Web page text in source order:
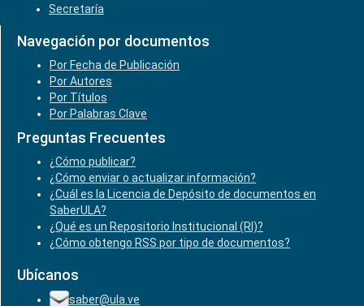
Secretaría
Navegación por documentos
Por Fecha de Publicación
Por Autores
Por Títulos
Por Palabras Clave
Preguntas Frecuentes
¿Cómo publicar?
¿Cómo enviar o actualizar información?
¿Cuál es la Licencia de Depósito de documentos en
SaberULA?
¿Qué es un Repositorio Institucional (RI)?
¿Cómo obtengo RSS por tipo de documentos?
Ubícanos
saber@ula.ve